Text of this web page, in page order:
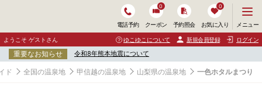
電話予約 クーポン
0
予約照会 お気に入り
0
ニ
ュ
ー
開
く
メニュー
ようこそ ゲストさん ゆこゆこについて 新規会員登録 ログイン
重要なお知らせ 令和8年熊本地震について
ド 全国の温泉地 甲信越の温泉地 山梨県の温泉地 一色ホタルまつり